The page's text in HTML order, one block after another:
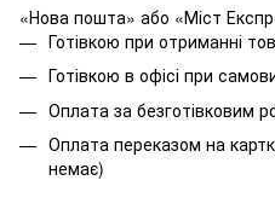
«Нова пошта» або «Міст
Готівкою при отриманні
Готівкою в офісі при
Оплата за безготівковим
Оплата переказом на
немає)